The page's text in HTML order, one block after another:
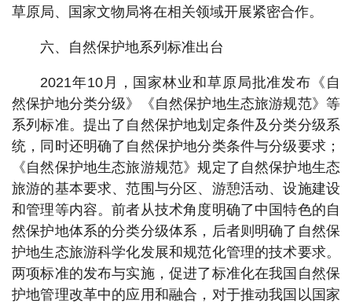
草原局、国家文物局将在相关领域开展紧密合作。
六、自然保护地系列标准出台
2021年10月，国家林业和草原局批准发布《自
然保护地分类分级》《自然保护地生态旅游规范》等
系列标准。提出了自然保护地划定条件及分类分级系
统，同时还明确了自然保护地分类条件与分级要求；
《自然保护地生态旅游规范》规定了自然保护地生态
旅游的基本要求、范围与分区、游憩活动、设施建设
和管理等内容。前者从技术角度明确了中国特色的自
然保护地体系的分类分级体系，后者则明确了自然保
护地生态旅游科学化发展和规范化管理的技术要求。
两项标准的发布与实施，促进了标准化在我国自然保
护地管理改革中的应用和融合，对于推动我国以国家